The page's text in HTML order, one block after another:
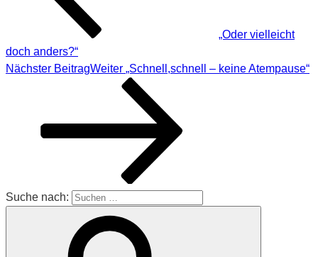
„Oder vielleicht
doch anders?“
Nächster BeitragWeiter „Schnell,schnell – keine Atempause“
Suche nach: